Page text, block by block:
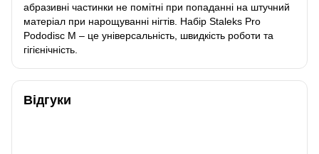
абразивні частинки не помітні при попаданні на штучний
матеріал при нарощуванні нігтів. Набір Staleks Pro
Pododisc M – це універсальність, швидкість роботи та
гігієнічність.
Відгуки